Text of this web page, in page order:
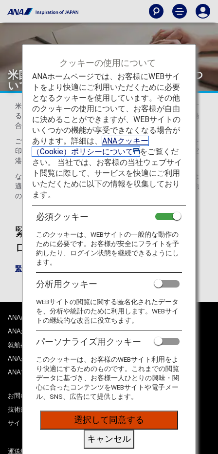
米国発着便における緊急連絡先登録につ
いて
米国の法律に基づき、米国籍を有するお客様が米国を発着す
るANA運航便にご搭乗いただく際、お客様がご希望される場
合には、事故時の緊急連絡先をお預かりいたします。
ご希望されるお客様は、以下より緊急連絡先登録フォームを
印刷し、必要事項をご記入のうえ、ご搭乗便出発ゲートの空
港係員にお渡しください。
なお、お預かりした緊急連絡先はご搭乗便の目的地到着後は
適切に破棄し、ANAが緊急時の連絡に使用する以外、その他
の商業目的では一切使用いたしません。
緊急連絡先登録フォームのダウン
ロード
緊急連絡先登録フォーム（34KB）
ANAについて
ANAからのお知らせ
就航都市
ANAがお約束する体験
ANAマイレージクラブ
お問い合わせ
技術的なお問い合わせ（推奨環境）
サイトマップ
運送約款
クッキーの使用について
ANAホームページでは、お客様にWEBサイ
トをより快適にご利用いただくために必要
となるクッキーを使用しています。その他
のクッキーの使用について、お客様が自由
に決めることができますが、WEBサイトの
いくつかの機能が享受できなくなる場合が
あります。詳細は、 ANAクッキー
（Cookie）ポリシーについて
をご覧くだ
さい。 当社では、お客様の当社ウェブサイ
ト閲覧に際して、サービスを快適にご利用
いただくために以下の情報を収集しており
ます。
必須クッキー
このクッキーは、WEBサイトの一般的な動作の
ために必要です。お客様が安全にフライトを予
約したり、ログイン状態を継続できるようにし
ます。
分析用クッキー
WEBサイトの閲覧に関する匿名化されたデータ
を、分析や統計のために利用します。WEBサイ
トの継続的な改善に役立ちます。
パーソナライズ用クッキー
このクッキーは、お客様のWEBサイト利用をよ
り快適にするためのものです。これまでの閲覧
データに基づき、お客様一人ひとりの興味・関
心に合ったコンテンツをWEBサイトや電子メー
ル、SNS、広告にて提供します。
選択して同意する
キャンセル